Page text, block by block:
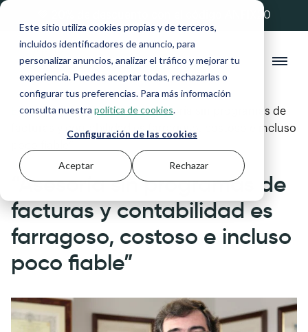
Este sitio utiliza cookies propias y de terceros,
incluidos identificadores de anuncio, para
personalizar anuncios, analizar el tráfico y mejorar tu
experiencia. Puedes aceptar todas, rechazarlas o
configurar tus preferencias. Para más información
consulta nuestra política de cookies.
Configuración de las cookies
Aceptar Rechazar
💚 20% de descuento con el código ANFIX20
Blog >Novedades Anfix >“Asesoría sin programas de
facturas y contabilidad es farragoso, costoso e incluso
“Asesoría sin programas de
facturas y contabilidad es
farragoso, costoso e incluso
poco fiable”